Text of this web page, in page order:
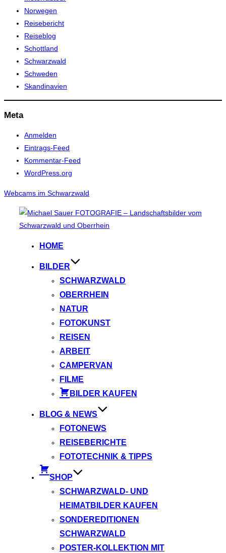
Norwegen
Reisebericht
Reiseblog
Schottland
Schwarzwald
Schweden
Skandinavien
Meta
Anmelden
Eintrags-Feed
Kommentar-Feed
WordPress.org
Webcams im Schwarzwald
Inhalt
HOME
BILDER
SCHWARZWALD
OBERRHEIN
NATUR
FOTOKUNST
REISEN
ARBEIT
CAMPERVAN
FILME
BILDER KAUFEN
BLOG & NEWS
FOTONEWS
REISEBERICHTE
FOTOTECHNIK & TIPPS
SHOP
SCHWARZWALD- UND
HEIMATBILDER KAUFEN
SONDEREDITIONEN
SCHWARZWALD
POSTER-KOLLEKTION MIT